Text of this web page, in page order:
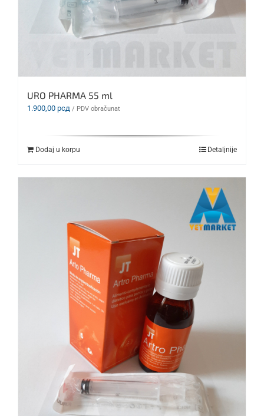
URO PHARMA 55 ml
1.900,00 рсд / PDV obračunat
Dodaj u korpu Detaljnije